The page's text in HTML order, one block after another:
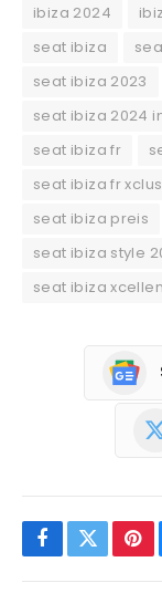
ibiza 2024
seat ibiza
seat ibiza 2023
seat ibiza 2024
seat ibiza fr
seat ibiza fr
seat ibiza preis
seat ibiza style
seat ibiza
Facebook
Twitter